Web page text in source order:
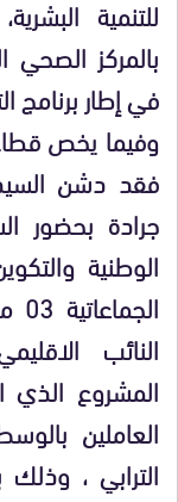
للتنمية
بالمركز
في إطار برنامج
وفيما يخص قطاع
فقد دشن
جرادة بحضور
الوطنية
النائب
العاملين
الترابي ،